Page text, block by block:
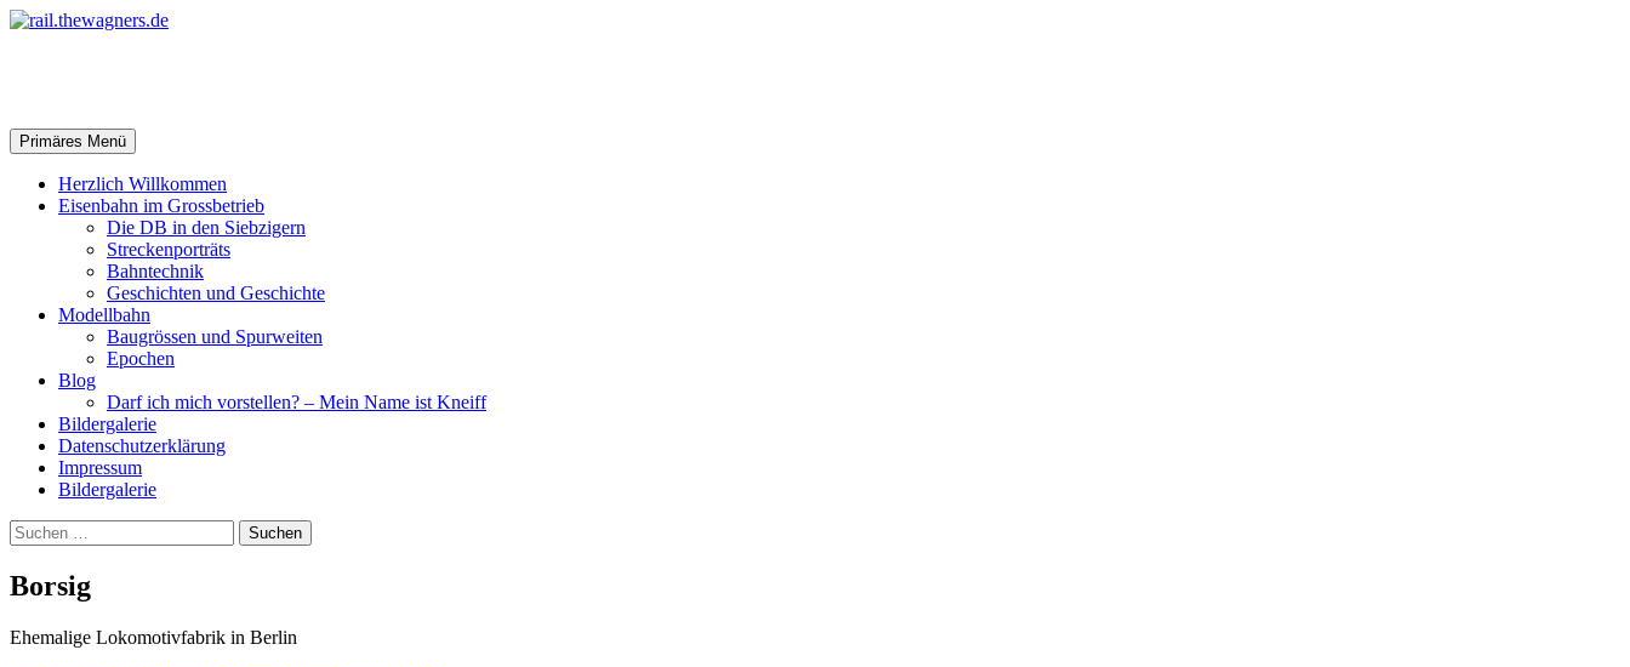
Zum
Suchen
Primäres Menü
Herzlich Willkommen
Eisenbahn im Grossbetrieb
Die DB in den Siebzigern
Streckenporträts
Bahntechnik
Geschichten und Geschichte
Modellbahn
Baugrössen und Spurweiten
Epochen
Blog
Darf ich mich vorstellen? – Mein Name ist Kneiff
Bildergalerie
Datenschutzerklärung
Impressum
Bildergalerie
Suchen
nach:
Borsig
Ehemalige Lokomotivfabrik in Berlin